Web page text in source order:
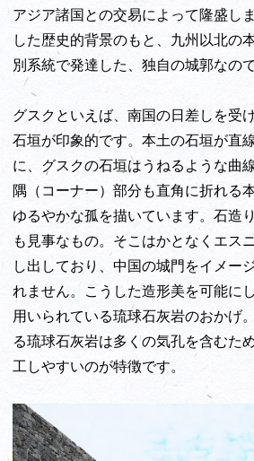
アジア諸国との交易によって隆盛し
した歴史的背景のもと、九州以北の
別系統で発達した、独自の城郭なので
グスクといえば、南国の日差しを受
石垣が印象的です。本土の石垣が直
に、グスクの石垣はうねるような曲
隅（コーナー）部分も直角に折れる
ゆるやかな孤を描いています。石造
も見事なもの。そこはかとなくエス
し出しており、中国の城門をイメー
れません。こうした造形美を可能に
用いられている琉球石灰岩のおかげ
る琉球石灰岩は多くの気孔を含むた
工しやすいのが特徴です。